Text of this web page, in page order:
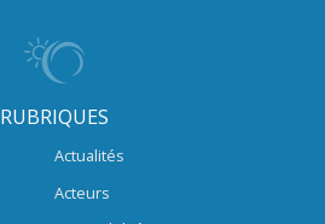
RUBRIQUES
Actualités
Acteurs